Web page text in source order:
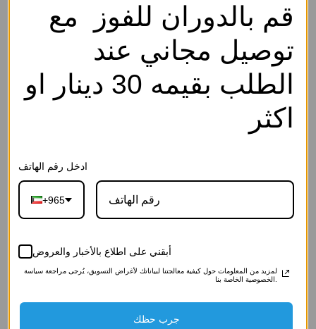
حلق - فضي ابيض - 0
سارة كوليكشن
SKU: EF4446-Silver White-0
اكسسوار- Access.
3.750د.ك
إجـعلـهـا هـديــة
صناعي)
3.500 د.ك
الوردية(ورد
صناعي)
الفاخرة(ورد
صناعي)
الملاحظات
قم بالدوران للفوز مع
توصيل مجاني عند
الطلب بقيمه 30 دينار او
اكثر
ادخل رقم الهاتف
+965
أبقني على اطلاع بالأخبار والعروض
لمزيد من المعلومات حول كيفية معالجتنا لبياناتك لأغراض التسويق، يُرجى مراجعة سياسة
جرب حظك